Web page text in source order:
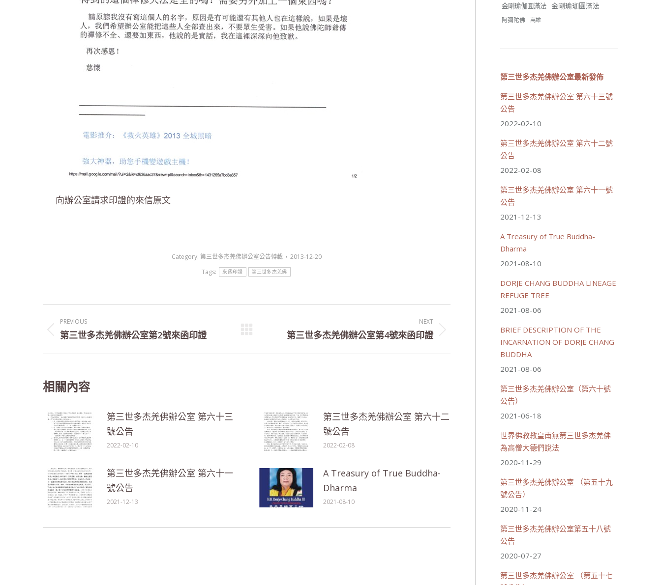
向辦公室請求印證的來信原文
Category: 第三世多杰羌佛辦公室公告轉載
2013-12-20
Tags:
來函印證 第三世多杰羌佛
Post
navigation
PREVIOUS
Previous
post:
第三世多杰羌佛辦公室第2號來函印證
NEXT
Next
post:
第三世多杰羌佛辦公室第4號來函印證
相關內容
第三世多杰羌佛辦公室 第六十三
號公告
2022-02-10
第三世多杰羌佛辦公室 第六十二
號公告
2022-02-08
第三世多杰羌佛辦公室 第六十一
號公告
2021-12-13
A Treasury of True Buddha-
Dharma
2021-08-10
分享
載入更多
金剛瑜伽圓滿法 金剛瑜珈圓滿法
阿彌陀佛 高雄
第三世多杰羌佛辦公室最新發佈
第三世多杰羌佛辦公室 第六十三號
公告
2022-02-10
第三世多杰羌佛辦公室 第六十二號
公告
2022-02-08
第三世多杰羌佛辦公室 第六十一號
公告
2021-12-13
A Treasury of True Buddha-
Dharma
2021-08-10
DORJE CHANG BUDDHA LINEAGE
REFUGE TREE
2021-08-06
BRIEF DESCRIPTION OF THE
INCARNATION OF DORJE CHANG
BUDDHA
2021-08-06
第三世多杰羌佛辦公室（第六十號
公告）
2021-06-18
世界佛教教皇南無第三世多杰羌佛
為高僧大德們說法
2020-11-29
第三世多杰羌佛辦公室 （第五十九
號公告）
2020-11-24
第三世多杰羌佛辦公室第五十八號
公告
2020-07-27
第三世多杰羌佛辦公室 （第五十七